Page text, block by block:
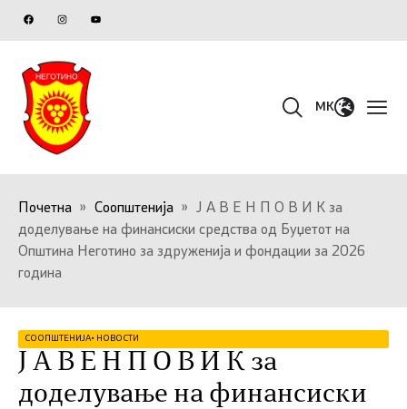
MK
Почетна » Соопштенија »
Ј А В Е Н П О В И К за
доделување на финансиски средства од Буџетот на
Општина Неготино за здруженија и фондации за 2026
година
СООПШТЕНИЈА• НОВОСТИ
Ј А В Е Н П О В И К за
доделување на финансиски